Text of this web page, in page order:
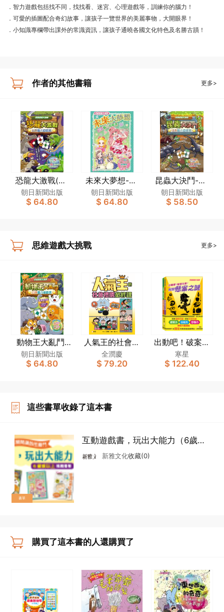
．智力遊戲包括找不同，找找看、迷宮、心理遊戲等，訓練你的腦力！
．可愛的插圖配合奇幻故事，讓孩子一覽世界的美麗事物，大開眼界！
．小知識專欄帶出課外的常識資訊，讓孩子通曉各國文化特色及名勝古蹟！
作者的其他書籍 更多>
恐龍大激戰(日
本腦力遊戲書)
[思維遊戲大挑
朝日新聞出版
$ 64.80
未來大夢想-日
本腦力遊戲書
[思維遊戲大挑
朝日新聞出版
$ 64.80
昆蟲大決鬥-日
本腦力遊戲書
[思維遊戲大挑
朝日新聞出版
$ 58.50
思維遊戲大挑戰 更多>
動物王大亂鬥-
日本腦力遊戲書
[思維遊戲大挑
朝日新聞出版
$ 64.80
人氣王的社會禮
儀必修課：科學
拆解不當行為
全潤慶
$ 79.20
出動吧！破案先
鋒！套裝（一套
2冊）
寒星
$ 122.40
這些書單收錄了這本書
書單
互動遊戲書，玩出大能力（6歲或
以上）新雅文化收藏(0)
購買了這本書的人還購買了